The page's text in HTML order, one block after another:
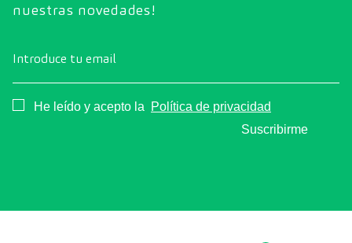
nuestras novedades!
Introduce tu email
Consentimiento
He leído y acepto la
Política de privacidad
Suscribirme